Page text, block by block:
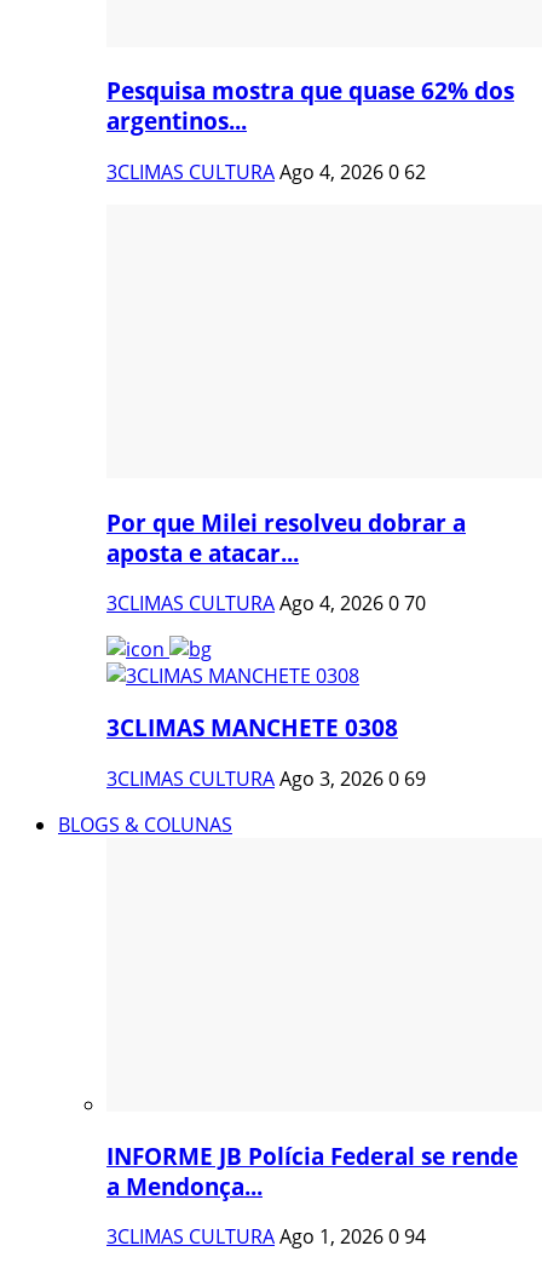
Pesquisa mostra que quase 62% dos
argentinos...
3CLIMAS CULTURAAgo 4, 20260 62
Por que Milei resolveu dobrar a
aposta e atacar...
3CLIMAS CULTURAAgo 4, 2026070
3CLIMAS MANCHETE 0308
3CLIMAS CULTURAAgo 3, 20260 69
BLOGS & COLUNAS
INFORME JB Polícia Federal se rende
a Mendonça...
3CLIMAS CULTURAAgo 1, 2026094